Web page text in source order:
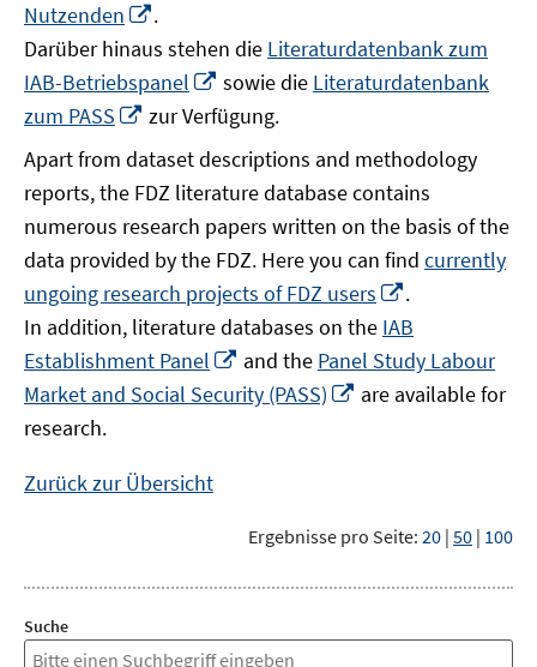
Nutzenden
neuem
Fenster
öffnen
.
Darüber hinaus stehen die Literaturdatenbank zum
IAB-Betriebspanel
In
neuem
Fenster
öffnen
sowie die Literaturdatenbank
zum PASS
In
Fenster
öffnen
zur Verfügung.
Apart from dataset descriptions and methodology
reports, the FDZ literature database contains
numerous research papers written on the basis of the
data provided by the FDZ. Here you can find currently
ungoing research projects of FDZ users
neuem
Fenster
öffnen
.
In addition, literature databases on the IAB
Establishment Panel
In
neuem
Fenster
and the Panel Study Labour
Market and Social Security (PASS)
In
are available for
research.
Zurück zur Übersicht
Ergebnisse pro Seite: 20 | 50 | 100
Suche